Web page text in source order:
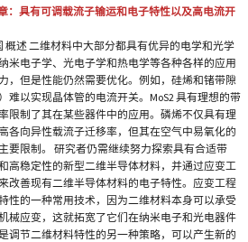
：具有可调载流子输运和电子特性以及高电流开
概述 二维材料中大部分都具有优异的电学和光学
米电子学、光电子学和热电学等各种各样的应用
，但是性能仍然需要优化。例如，硅烯和锗带隙
难以实现晶体管的电流开关。MoS2 具有理想的带
限制了其在某些器件中的应用。磷烯不仅具有理
各向异性载流子迁移率，但其在空气中易氧化的
要限制。 研究者仍需继续努力探索具有合适带
高稳定性的新型二维半导体材料，并通过应变工
改善现有二维半导体材料的电子特性。应变工程
性的一种常用技术，因为二维材料本身可以承受
械应变，这就拓宽了它们在纳米电子和光电器件
调节二维材料特性的另一种策略，可以产生新的